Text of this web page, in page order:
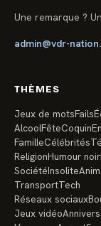
Une remarque ?
admin@vdr-
THÈMES
Jeux de motsFails
AlcoolFêteCoquin
FamilleCélébrités
ReligionHumour noir
SociétéInsolite
TransportTech
Réseaux sociaux
Jeux vidéo